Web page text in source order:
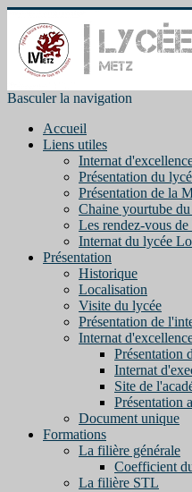
Basculer la navigation
Accueil
Liens utiles
Internat
Présentation du
Présentation de la
Chaine yourtube
Les rendez-vous
Internat du lycée
Présentation
Historique
Localisation
Visite du lycée
Présentation de
Internat
Présentation
Internat
Site de
Présentation
Document unique
Formations
La filière générale
Coefficient
La filière STL